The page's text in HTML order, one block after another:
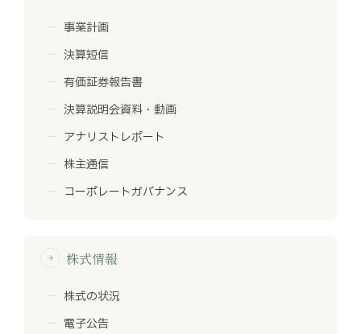
事業計画
決算短信
有価証券報告書
決算説明会資料・動画
アナリストレポート
株主通信
コーポレートガバナンス
arrow_forward 株式情報
株式の状況
電子公告